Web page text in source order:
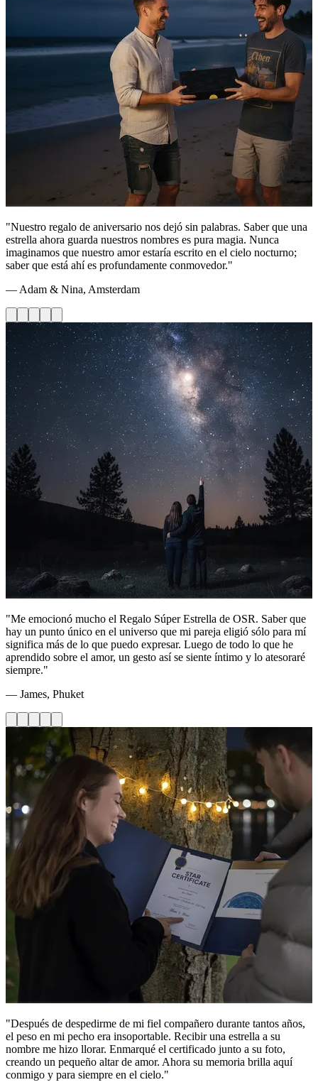
"Nuestro regalo de aniversario nos dejó sin palabras. Saber que una
estrella ahora guarda nuestros nombres es pura magia. Nunca
imaginamos que nuestro amor estaría escrito en el cielo nocturno;
saber que está ahí es profundamente conmovedor."
— Adam & Nina, Amsterdam
"Me emocionó mucho el Regalo Súper Estrella de OSR. Saber que
hay un punto único en el universo que mi pareja eligió sólo para mí
significa más de lo que puedo expresar. Luego de todo lo que he
aprendido sobre el amor, un gesto así se siente íntimo y lo atesoraré
siempre."
— James, Phuket
"Después de despedirme de mi fiel compañero durante tantos años,
el peso en mi pecho era insoportable. Recibir una estrella a su
nombre me hizo llorar. Enmarqué el certificado junto a su foto,
creando un pequeño altar de amor. Ahora su memoria brilla aquí
conmigo y para siempre en el cielo."